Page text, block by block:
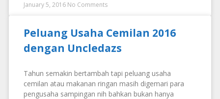
January 5, 2016 No Comments
Peluang Usaha Cemilan 2016
dengan Uncledazs
Tahun semakin bertambah tapi peluang usaha
cemilan atau makanan ringan masih digemari para
pengusaha sampingan nih bahkan bukan hanya